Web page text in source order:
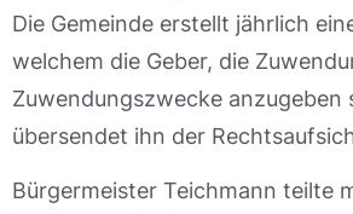
Die Gemeinde erstellt jährlich
welchem die Geber, die
Zuwendungszwecke anzugeben
übersendet ihn der
Bürgermeister Teichmann teilte